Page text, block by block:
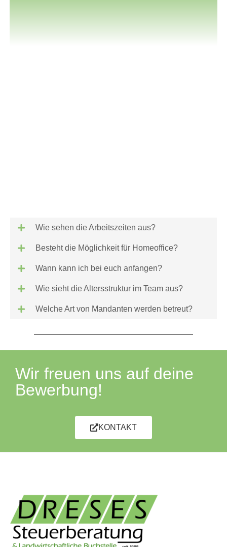
Wie sehen die Arbeitszeiten aus?
Besteht die Möglichkeit für Homeoffice?
Wann kann ich bei euch anfangen?
Wie sieht die Altersstruktur im Team aus?
Welche Art von Mandanten werden betreut?
Wir freuen uns auf deine
Bewerbung!
KONTAKT